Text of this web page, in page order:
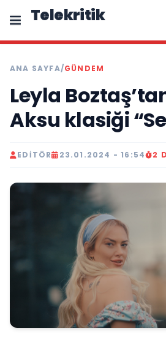
Telekritik
ANA SAYFA/GÜNDEM
Leyla
Aksu klasiği
EDITÖR 23.01.2024 - 16:54 2